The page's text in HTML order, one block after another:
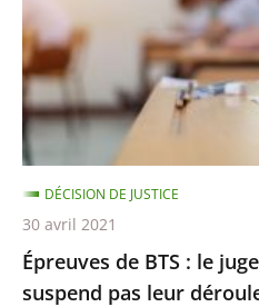
le
juge
des
référés
ne
suspend
pas
leur
déroulement
Épreuves de BTS : le
suspend pas leur
DÉCISION DE JUSTICE
30 avril 2021